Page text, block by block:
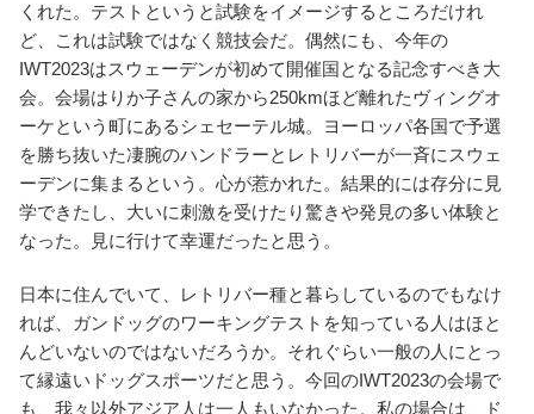
くれた。テストというと試験をイメージするところだけれ
ど、これは試験ではなく競技会だ。偶然にも、今年の
IWT2023はスウェーデンが初めて開催国となる記念すべき大
会。会場はりか子さんの家から250kmほど離れたヴィングオ
ーケという町にあるシェセーテル城。ヨーロッパ各国で予選
を勝ち抜いた凄腕のハンドラーとレトリバーが一斉にスウェ
ーデンに集まるという。心が惹かれた。結果的には存分に見
学できたし、大いに刺激を受けたり驚きや発見の多い体験と
なった。見に行けて幸運だったと思う。
日本に住んでいて、レトリバー種と暮らしているのでもなけ
れば、ガンドッグのワーキングテストを知っている人はほと
んどいないのではないだろうか。それぐらい一般の人にとっ
て縁遠いドッグスポーツだと思う。今回のIWT2023の会場で
も、我々以外アジア人は一人もいなかった。私の場合は、ド